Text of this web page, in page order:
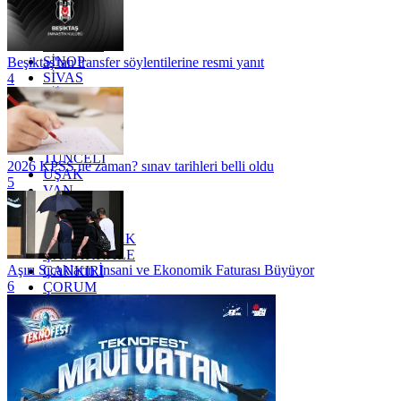
RİZE
SAKARYA
SİNOP
SİVAS
SİİRT
TEKİRDAĞ
TOKAT
TRABZON
TUNCELİ
UŞAK
VAN
YALOVA
YOZGAT
ZONGULDAK
ÇANAKKALE
ÇANKIRI
ÇORUM
İSTANBUL
İZMİR
ŞANLIURFA
ŞIRNAK
Beşiktaş'tan transfer söylentilerine resmi yanıt
4
2026 KPSS ne zaman? sınav tarihleri belli oldu
5
Aşırı Sıcakların İnsani ve Ekonomik Faturası Büyüyor
6